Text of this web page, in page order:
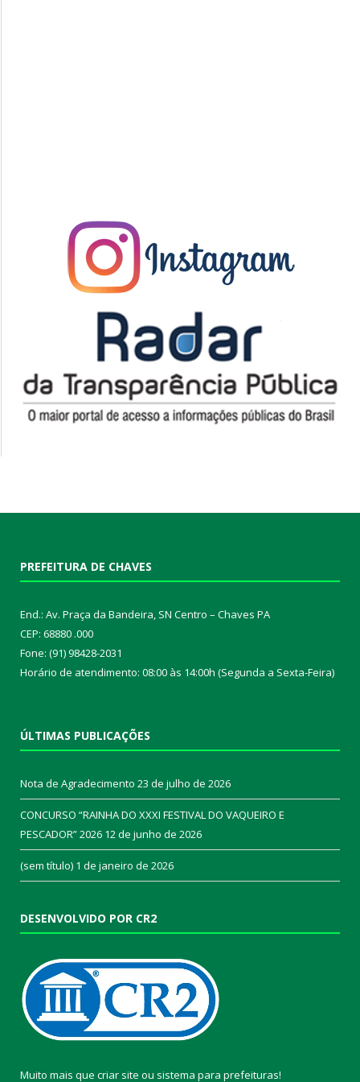
PREFEITURA DE CHAVES
End.: Av. Praça da Bandeira, SN Centro – Chaves PA
CEP: 68880 .000
Fone: (91) 98428-2031
Horário de atendimento: 08:00 às 14:00h (Segunda a Sexta-Feira)
ÚLTIMAS PUBLICAÇÕES
Nota de Agradecimento 23 de julho de 2026
CONCURSO “RAINHA DO XXXI FESTIVAL DO VAQUEIRO E
PESCADOR” 2026 12 de junho de 2026
(sem título) 1 de janeiro de 2026
DESENVOLVIDO POR CR2
Muito mais que criar site ou sistema para prefeituras!